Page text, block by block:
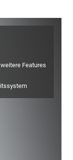
Features